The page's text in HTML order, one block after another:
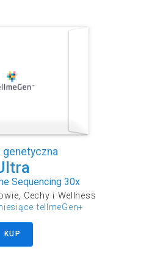
genetyczna
Sequencing 30x
Cechy i Wellness
tellmeGen+
KUP